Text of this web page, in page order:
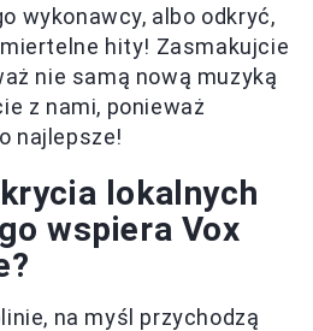
wykonawcy, albo odkryć,
hity! Zasmakujcie
nie samą nową muzyką
z nami, ponieważ
najlepsze!
lokalnych
wspiera Vox
na myśl przychodzą